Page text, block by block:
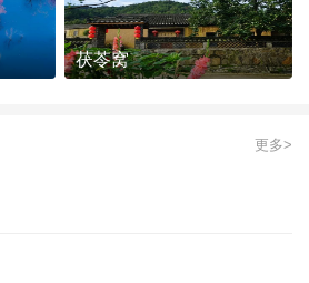
茯苓窝
更多>